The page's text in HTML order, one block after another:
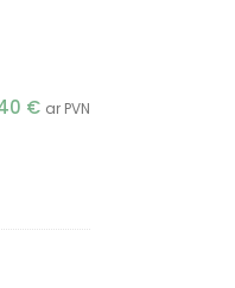
€ ar PVN